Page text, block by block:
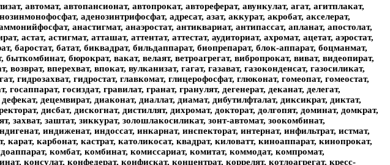
автомат, автопансионат, автопрокат, автореферат, авункулат, агат, агитплакат,
аденозинтрифосфат, адресат, азат, аккурат, акробат, акселерат,
анастигмат, анаэростат, антиквариат, антипассат, апланат, апостолат,
астат, астигмат, атташат, аттентат, аттестат, аудиториат, ахромат, ацетат, аэростат,
баростат, батат, биквадрат, бильдаппарат, биопрепарат, блок-аппарат, боцманмат,
быткомбинат, бюрократ, вакат, велаят, ветроагрегат, вибропрокат, виват, видеопират,
вперехват, впокат, вулканизат, гагат, газават, газоконденсат, газосиликат,
гидрозахват, гидростат, главкомат, глицерофосфат, глюконат, гомеопат, гомеостат,
госиздат, гравилат, гранат, гранулят, дегенерат, деканат, делегат,
децемвират, диаконат, диаллат, диамат, дибутилфталат, диксикрат, диктат,
дисбат, дискогнат, дистиллят, дихромат, докторат, долгопят, доминат, домкрат,
захват, заштат, зиккурат, золошлакосиликат, зонт-автомат, зоокомбинат,
индиженат, индоссат, инкарнат, инспекторат, интернат, инфильтрат, истмат,
карат, карбонат, кастрат, католикосат, квадрат, киловатт, киноаппарат, кинопрокат,
комбат, комбинат, комиссариат, комитат, коммодат, компромат,
консулат, конфедерат, конфискат, концентрат, коррелят, котлоагрегат, кресс-